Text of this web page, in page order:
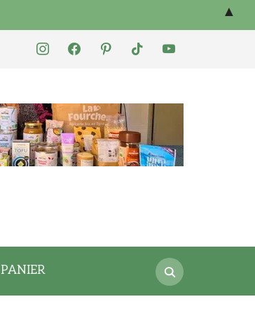
instagramfacebookpinteresttiktok youtube
Search
for:
PANIER
▲